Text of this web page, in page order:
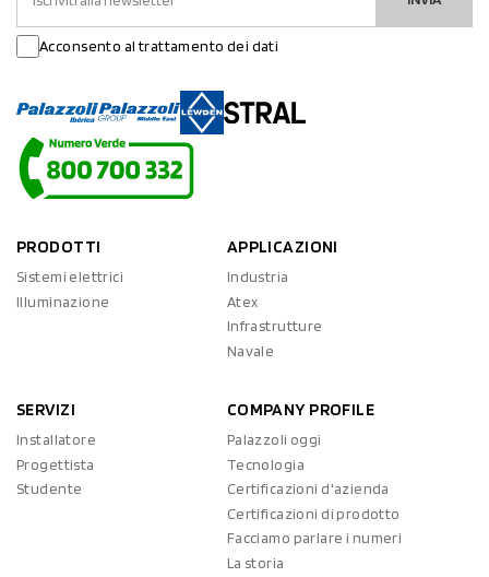
Acconsento al trattamento dei dati
PRODOTTI
Sistemi elettrici
Illuminazione
APPLICAZIONI
Industria
Atex
Infrastrutture
Navale
SERVIZI
Installatore
Progettista
Studente
COMPANY PROFILE
Palazzoli oggi
Tecnologia
Certificazioni d'azienda
Certificazioni di prodotto
Facciamo parlare i numeri
La storia